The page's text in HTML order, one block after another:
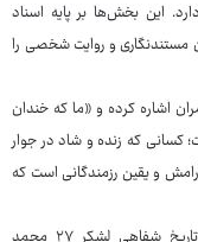
این بخش‌ها بر پایه اسناد
مستندنگاری و روایت شخصی را
نیز به آیه ۱۶۹ سوره آل عمران اشاره کرده و «ما که خندان
کسانی که زنده و شاد در جوار
و یقین رزمندگانی است که